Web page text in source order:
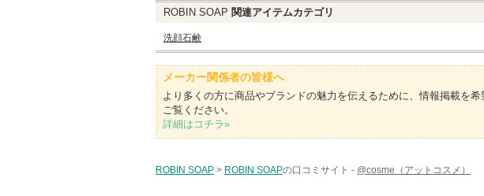
ROBIN SOAP 関連アイテムカテゴリ
洗顔石鹸
メーカー関係者の皆様へ
より多くの方に商品やブランドの魅力を伝えるために、情報掲載を
ご覧ください。
詳細はコチラ»
ROBIN SOAP > ROBIN SOAPの口コミサイト - @cosme（アットコスメ）